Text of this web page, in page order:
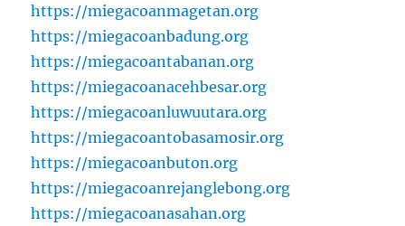
https://miegacoanmagetan.org
https://miegacoanbadung.org
https://miegacoantabanan.org
https://miegacoanacehbesar.org
https://miegacoanluwuutara.org
https://miegacoantobasamosir.org
https://miegacoanbuton.org
https://miegacoanrejanglebong.org
https://miegacoanasahan.org